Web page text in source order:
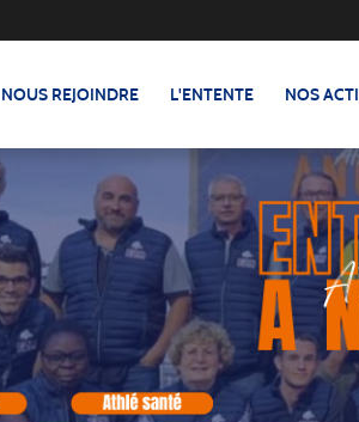
NOUS REJOINDRE L'ENTENTE NOS